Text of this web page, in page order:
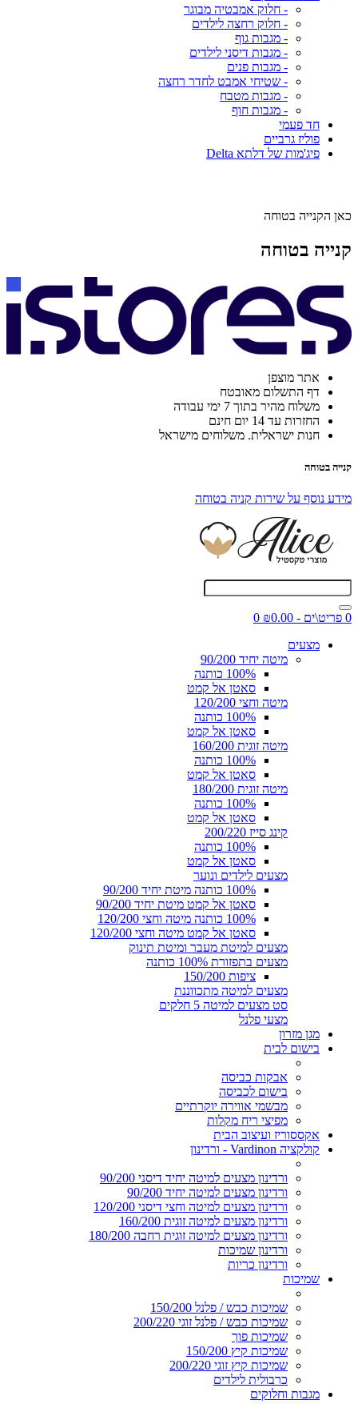
- חלוק אמבטיה מבוגר
- חלוק רחצה לילדים
- מגבות גוף
- מגבות דיסני לילדים
- מגבות פנים
- שטיחי אמבט לחדר רחצה
- מגבות מטבח
- מגבות חוף
חד פעמי
פוליז גרביים
פיג'מות של דלתא Delta
כאן הקנייה בטוחה
קנייה בטוחה
אתר מוצפן
דף התשלום מאובטח
משלוח מהיר בתוך 7 ימי עבודה
החזרות עד 14 יום חינם
חנות ישראלית. משלוחים מישראל
קנייה בטוחה
מידע נוסף על שירות קניה בטוחה
0 פריט\ים - ₪0.00
0
מצעים
מיטה יחיד 90/200
100% כותנה
סאטן אל קמט
מיטה וחצי 120/200
100% כותנה
סאטן אל קמט
מיטה זוגית 160/200
100% כותנה
סאטן אל קמט
מיטה זוגית 180/200
100% כותנה
סאטן אל קמט
קינג סייז 200/220
100% כותנה
סאטן אל קמט
מצעים לילדים ונוער
100% כותנה מיטת יחיד 90/200
סאטן אל קמט מיטת יחיד 90/200
100% כותנה מיטה וחצי 120/200
סאטן אל קמט מיטה וחצי 120/200
מצעים למיטת מעבר ומיטת תינוק
מצעים בתפזורת 100% כותנה
ציפות 150/200
מצעים למיטה מתכווננת
סט מצעים למיטה 5 חלקים
מצעי פלנל
מגן מזרון
בישום לבית
אבקות כביסה
בישום לכביסה
מבשמי אווירה יוקרתיים
מפיצי ריח מקלות
אקססוריז ועיצוב הבית
קולקציה Vardinon - ורדינון
ורדינון מצעים למיטה יחיד דיסני 90/200
ורדינון מצעים למיטה יחיד 90/200
ורדינון מצעים למיטה וחצי דיסני 120/200
ורדינון מצעים למיטה זוגית 160/200
ורדינון מצעים למיטה זוגית רחבה 180/200
ורדינון שמיכות
ורדינון כריות
שמיכות
שמיכות כבש / פלנל 150/200
שמיכות כבש / פלנל זוגי 200/220
שמיכות פוך
שמיכות קיץ 150/200
שמיכות קיץ זוגי 200/220
כרבולית לילדים
מגבות וחלוקים